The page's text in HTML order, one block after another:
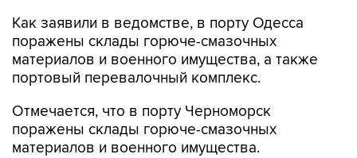
Как заявили в ведомстве, в порту Одесса
поражены склады горюче-смазочных
материалов и военного имущества, а также
портовый перевалочный комплекс.
Отмечается, что в порту Черноморск
поражены склады горюче-смазочных
материалов и военного имущества.